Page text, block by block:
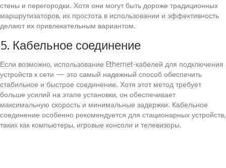
стены и перегородки. Хотя они могут быть дороже традиционных
маршрутизаторов, их простота в использовании и эффективность
делают их привлекательным вариантом.
5. Кабельное соединение
Если возможно, использование Ethernet-кабелей для подключения
устройств к сети — это самый надежный способ обеспечить
стабильное и быстрое соединение. Хотя этот метод требует
больше усилий на этапе установки, он обеспечивает
максимальную скорость и минимальные задержки. Кабельное
соединение особенно рекомендуется для стационарных устройств,
таких как компьютеры, игровые консоли и телевизоры.